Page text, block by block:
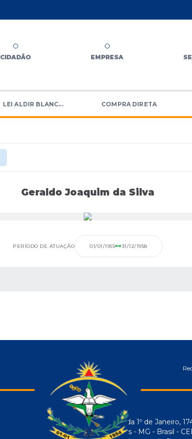
CIDADÃO EMPRESA
LEI ALDIR BLANC... COMPRA DIRETA
Geraldo Joaquim da Silva
PERÍODO DE ATUAÇÃO 01/01/1955 31/12/1958
Avenida 1º de Janeiro,
Araújos - MG - Brasil -